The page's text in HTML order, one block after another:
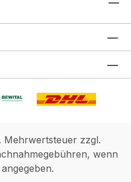
Mehrwertsteuer zzgl.
wenn